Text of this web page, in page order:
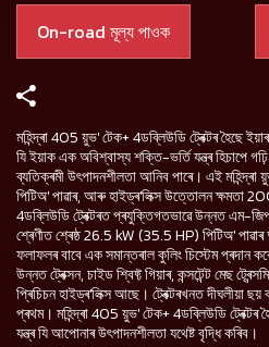
On-road মূল্য পাওক
মহিন্দ্ৰা 405 য়ুভ' টেক+ 4ডব্লিউডি ট্ৰেক্টৰ হৈছে
যি ইয়াক এক অবিশ্বাস্য শক্তি-ভৰ্তি যন্ত্ৰ হিচাপে
ব্যতিক্ৰমী উৎপাদনশীলতা আনিব পাৰে। এই
পিটিঅ' পাৱাৰ, আৰু হাইড্ৰ'লিক্স উত্তোলন ক্ষমতা
4ডব্লিউডি ট্ৰেক্টৰত প্ৰযুক্তিগতভাৱে উন্নত এম-
শ্ৰেণীত শ্ৰেষ্ঠ 26.5 kW (35.5 HP) পিটিঅ'
ফলাফলৰ বাবে এক সমান্তৰাল কুলিং চিস্টেম প্ৰদান
উন্নত ট্ৰেক্সন, চাইড শ্বিফ্ট গিয়াৰ, কন্সটেন্ট মেছ
প্ৰিচিচন হাইড্ৰ'লিক্স আছে। ট্ৰেক্টৰখনত দীঘলীয়া
প্ৰথম। মহিন্দ্ৰা 405 য়ুভ' টেক+ 4ডব্লিউডি ট্ৰেক্টৰ
যন্ত্ৰ যি আপোনাৰ উৎপাদনশীলতা যথেষ্ট বৃদ্ধি কৰিব।